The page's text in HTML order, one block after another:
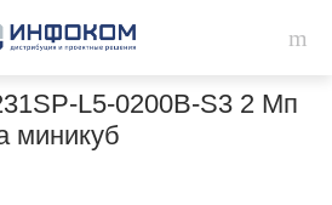
L5-0200B-S3 2 Мп
миникуб